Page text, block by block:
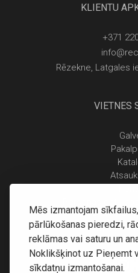
Mēs izmantojam
pārlūkošanas pieredzi,
reklāmas vai saturu un
Noklikšķinot uz Pieņemt
sīkdatņu izmantošanai.
KLIENTU
+371
Rēzekne, Latgales
VIETNES
Piegāde